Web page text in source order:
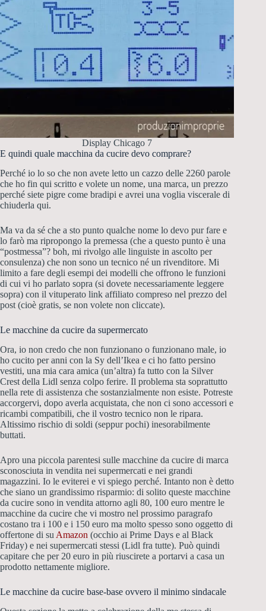
Display Chicago 7
E quindi quale macchina da cucire devo comprare?
Perché io lo so che non avete letto un cazzo delle 2260 parole
che ho fin qui scritto e volete un nome, una marca, un prezzo
perché siete pigre come bradipi e avrei una voglia viscerale di
chiuderla qui.
Ma va da sé che a sto punto qualche nome lo devo pur fare e
lo farò ma ripropongo la premessa (che a questo punto è una
“postmessa”? boh, mi rivolgo alle linguiste in ascolto per
consulenza) che non sono un tecnico né un rivenditore. Mi
limito a fare degli esempi dei modelli che offrono le funzioni
di cui vi ho parlato sopra (si dovete necessariamente leggere
sopra) con il vituperato link affiliato compreso nel prezzo del
post (cioè gratis, se non volete non cliccate).
Le macchine da cucire da supermercato
Ora, io non credo che non funzionano o funzionano male, io
ho cucito per anni con la Sy dell’Ikea e ci ho fatto persino
vestiti, una mia cara amica (un’altra) fa tutto con la Silver
Crest della Lidl senza colpo ferire. Il problema sta soprattutto
nella rete di assistenza che sostanzialmente non esiste. Potreste
accorgervi, dopo averla acquistata, che non ci sono accessori e
ricambi compatibili, che il vostro tecnico non le ripara.
Altissimo rischio di soldi (seppur pochi) inesorabilmente
buttati.
Apro una piccola parentesi sulle macchine da cucire di marca
sconosciuta in vendita nei supermercati e nei grandi
magazzini. Io le eviterei e vi spiego perché. Intanto non è detto
che siano un grandissimo risparmio: di solito queste macchine
da cucire sono in vendita attorno agli 80, 100 euro mentre le
macchine da cucire che vi mostro nel prossimo paragrafo
costano tra i 100 e i 150 euro ma molto spesso sono oggetto di
offertone di su Amazon (occhio ai Prime Days e al Black
Friday) e nei supermercati stessi (Lidl fra tutte). Può quindi
capitare che per 20 euro in più riuscirete a portarvi a casa un
prodotto nettamente migliore.
Le macchine da cucire base-base ovvero il minimo sindacale